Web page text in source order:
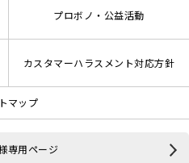
プロボノ・公益活動
カスタマーハラスメント対応方針
マップ
専用ページ